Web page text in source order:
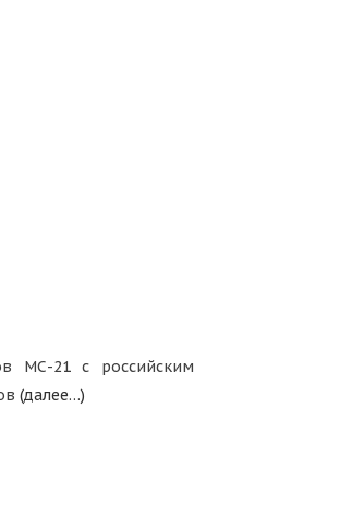
МС-21 с российским
(далее…)